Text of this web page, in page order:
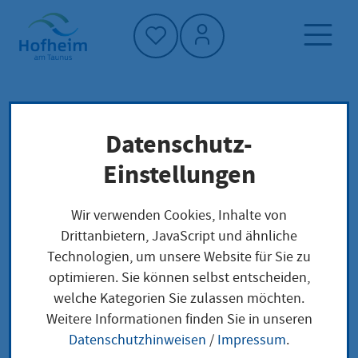
Startseite"
Politik und Verwaltung
Sprechzeiten und Kontakt der
Stadtverwaltung
Sprechzeiten und
Kontakt der
Datenschutz-
Einstellungen
Wir verwenden Cookies, Inhalte von
Drittanbietern, JavaScript und ähnliche
Technologien, um unsere Website für Sie zu
optimieren. Sie können selbst entscheiden,
welche Kategorien Sie zulassen möchten.
Weitere Informationen finden Sie in unseren
Datenschutzhinweisen / Impressum.